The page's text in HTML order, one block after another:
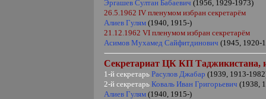
Эргашев Султан Бабаевич (1956, 1929-1973)
26.5.1962IV пленумом избран секретарём
Алиев Гулям (1940, 1915-)
21.12.1962VI пленумом избран секретарём
Асимов Мухамед Сайфитдинович (1945, 1920-
Секретариат ЦК КП Таджикистана,
1-й секретарь Расулов Джабар (1939, 1913-
2-й секретарь Коваль Иван Григорьевич (1938,
Алиев Гулям (1940, 1915-)